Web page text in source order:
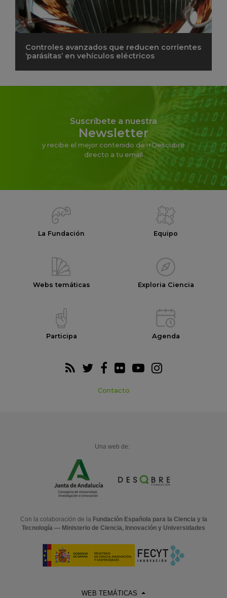
Controles avanzados que reducen corrientes
‘parásitas’ en vehículos eléctricos
Suscríbete a nuestra
Newsletter
y recibe el mejor contenido de i+Descubre
directo a tu email
La Fundación Equipo
Webs temáticas Exploria Ciencia
Participa Agenda
Contacto
Una web de:
Con la colaboración de la Fundación Española para la Ciencia y la
Tecnología — Ministerio de Ciencia, Innovación y Universidades
WEB TEMÁTICAS